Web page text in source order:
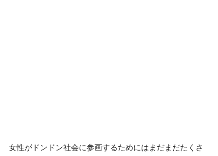
女性がドンドン社会に参画するためにはまだまだたくさ